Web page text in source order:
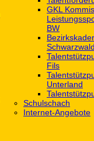
GKL
BW
Schwarzwald
Fils
Unterland
Schulschach
Internet-Angebote